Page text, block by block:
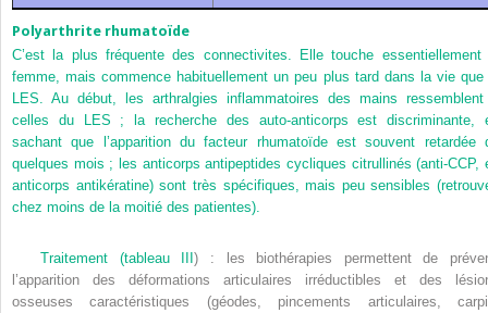
Polyarthrite rhumatoïde
C’est la plus fréquente des connectivites. Elle touche essentiellement
femme, mais commence habituellement un peu plus tard dans la vie que
LES. Au début, les arthralgies inflammatoires des mains
celles du LES ; la recherche des auto-anticorps est discriminante,
sachant que l’apparition du facteur rhumatoïde est souvent retardée
quelques mois ; les anticorps antipeptides cycliques citrullinés (anti-CCP,
anticorps antikératine) sont très spécifiques, mais peu sensibles
chez moins de la moitié des patientes).
Traitement (tableau III) : les biothérapies permettent de
l’apparition des déformations articulaires irréductibles et des
osseuses caractéristiques (géodes, pincements articulaires,